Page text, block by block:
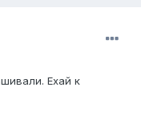
Ехай к